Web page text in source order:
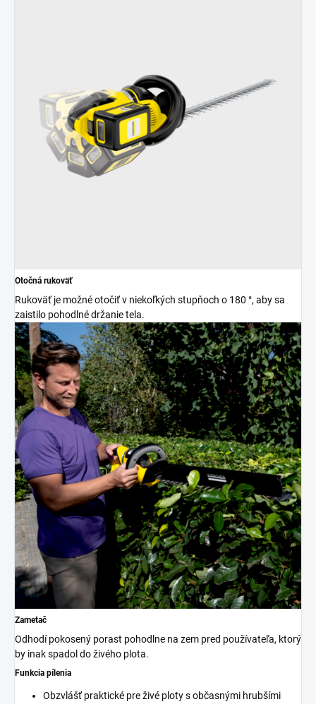
Otočná rukoväť
Rukoväť je možné otočiť v niekoľkých stupňoch o 180 °, aby sa
zaistilo pohodlné držanie tela.
Zametač
Odhodí pokosený porast pohodlne na zem pred používateľa, ktorý
by inak spadol do živého plota.
Funkcia pílenia
Obzvlášť praktické pre živé ploty s občasnými hrubšími